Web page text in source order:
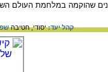
נמנתה עם אנשי יחידת הצנחנים שהוקמה במלחמת
קהל יעד:יסודי,חטיבה